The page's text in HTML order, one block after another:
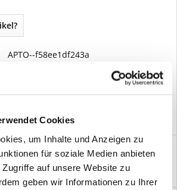
Cookies
um Inhalte und Anzeigen zu
für soziale Medien anbieten
auf unsere Website zu
geben wir Informationen zu Ihrer
APTO--f58ee1df243a
am Bildschirm konfigurieren und
In wenigen...